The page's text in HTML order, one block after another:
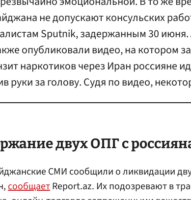
не допускают консульских
Sputnik, задержанным 30
опубликовали видео, на котором
наркотиков через Иран россияне
руки за голову. Судя по видео,
двух ОПГ с
СМИ сообщили о ликвидации
сообщаетReport.az. Их подозревают в